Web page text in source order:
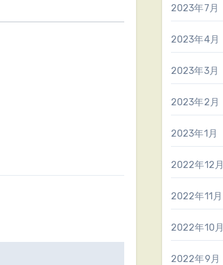
2023年7月
2023年4月
2023年3月
2023年2月
2023年1月
2022年12月
2022年11月
2022年10月
2022年9月